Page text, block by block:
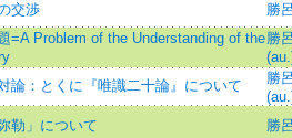
交渉
勝
=A Problem of the Understanding of the勝
論：とくに『唯識二十論』について
勝
勒」について
勝